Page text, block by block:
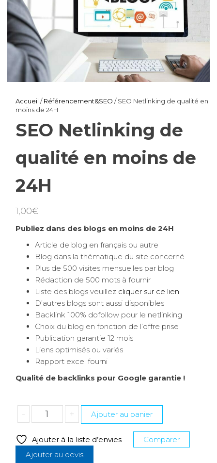
Accueil /Référencement&SEO / SEO Netlinking de qualité en
moins de 24H
SEO Netlinking de
qualité en moins de
24H
1,00€
Publiez dans des blogs en moins de 24H
Article de blog en français ou autre
Blog dans la thématique du site concerné
Plus de 500 visites mensuelles par blog
Rédaction de 500 mots à fournir
Liste des blogs veuillez cliquer sur ce lien
D’autres blogs sont aussi disponibles
Backlink 100% dofollow pour le netlinking
Choix du blog en fonction de l’offre prise
Publication garantie 12 mois
Liens optimisés ou variés
Rapport excel fourni
Qualité de backlinks pour Google garantie !
-
quantité
de
Netlinking
de
+ Ajouter au panier
Ajouter à la liste d’envies
Comparer
Ajouter au devis